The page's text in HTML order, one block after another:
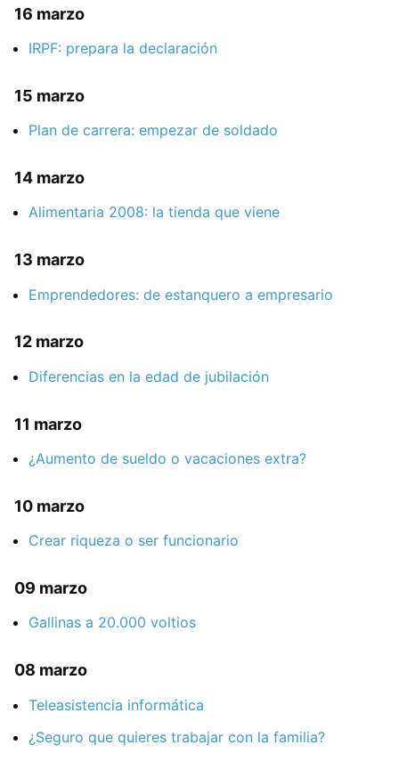
16 marzo
IRPF: prepara la declaración
15 marzo
Plan de carrera: empezar de soldado
14 marzo
Alimentaria 2008: la tienda que viene
13 marzo
Emprendedores: de estanquero a empresario
12 marzo
Diferencias en la edad de jubilación
11 marzo
¿Aumento de sueldo o vacaciones extra?
10 marzo
Crear riqueza o ser funcionario
09 marzo
Gallinas a 20.000 voltios
08 marzo
Teleasistencia informática
¿Seguro que quieres trabajar con la familia?